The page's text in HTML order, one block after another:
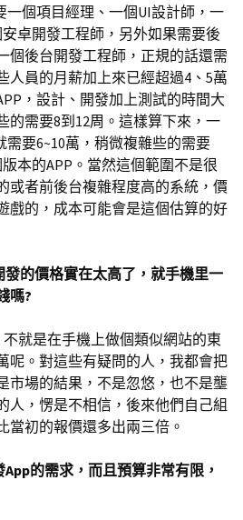
一個項目經理、一個UI設計師，一
卓開發工程師，另外如果需要後
個後台開發工程師，正規的話還需
人員的月薪加上來已經超過4、5萬
，設計、開發加上測試的時間大
的需要8到12周。這樣算下來，一
需要6~10萬，稍微複雜些的需要
本的APP。當然這個範圍不是很
或者前後台複雜程度高的系統，價
戲的，成本可能會是這個估算的好
發的價格實在太高了，就手機里一
嗎?
就是在手機上做個類似網站的東
呢。對這些有疑問的人，我都會把
市場的結果，不是忽悠，也不是壟
人，愣是不相信，後來他們自己組
當初的報價還多出兩三倍。
的需求，而且預算非常有限，